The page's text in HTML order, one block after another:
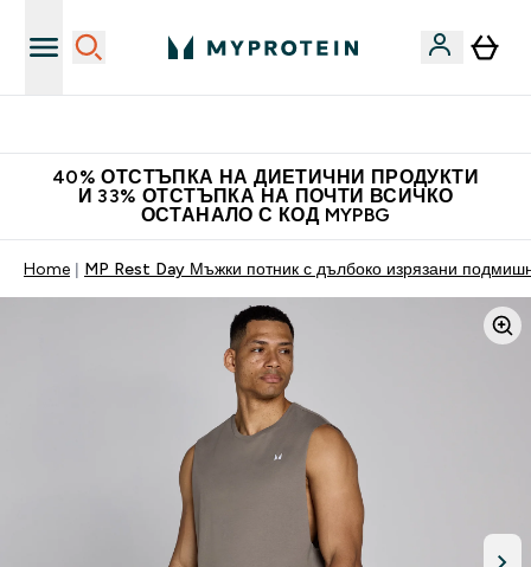
40% ОТСТЪПКА НА ДИЕТИЧНИ ПРОДУКТИ
И 33% ОТСТЪПКА НА ПОЧТИ ВСИЧКО
ОСТАНАЛО С КОД MYPBG
Home MP Rest Day Мъжки потник с дълбоко изрязани